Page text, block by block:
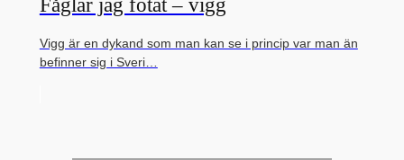
Fåglar jag fotat – vigg
Vigg är en dykand som man kan se i princip var man än
befinner sig i Sveri…